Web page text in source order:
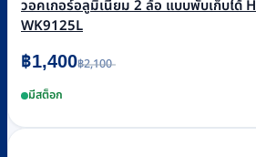
วอคเกอร์อลูมิเนียม 2 ล้อ แบบพับเก็บได้
WK9125L
฿2,100
Original
price
was:
฿2,100.
฿1,400
Current
price
is:
฿1,400.
มีสต็อก